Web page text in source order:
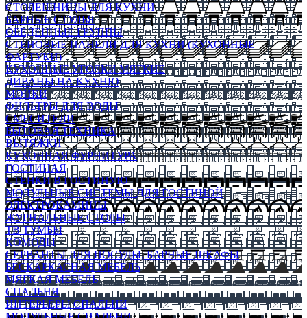
СТОЛЕШНИЦЫ ДЛЯ КУХНИ
БАРНЫЕ СТУЛЬЯ
ОБЕДЕННЫЕ ГРУППЫ
СТЕНОВЫЕ ПАНЕЛИ ДЛЯ КУХНИ (КУХОННЫЕ
ФАРТУКИ)
КУХОННЫЕ УГОЛКИ МЯГКИЕ
ДИВАНЫ НА КУХНЮ
МОЙКИ
ФИЛЬТРЫ ДЛЯ ВОДЫ
СМЕСИТЕЛИ
БЫТОВАЯ ТЕХНИКА
ВЫТЯЖКИ
КУХОННАЯ ФУРНИТУРА
ГОСТИНАЯ
СТЕНКИ В ГОСТИНУЮ
МОДУЛЬНЫЕ СИСТЕМЫ ДЛЯ ГОСТИНОЙ
ЭЛЕКТРОКАМИНЫ
ЖУРНАЛЬНЫЕ СТОЛЫ
ТВ ТУМБЫ
КОМОДЫ
СЕРВАНТЫ ДЛЯ ПОСУДЫ, БАРНЫЕ ШКАФЫ
БЕСКАРКАСНАЯ МЕБЕЛЬ
МЯГКАЯ МЕБЕЛЬ
СПАЛЬНЯ
ИНТЕРЬЕРЫ СПАЛЬНИ